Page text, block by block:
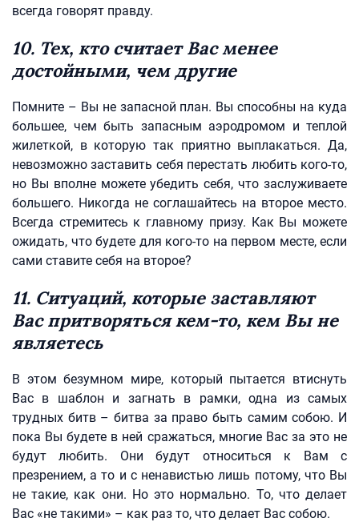
всегда говорят правду.
10. Тех, кто считает Вас менее
достойными, чем другие
Помните – Вы не запасной план. Вы способны на куда
большее, чем быть запасным аэродромом и теплой
жилеткой, в которую так приятно выплакаться. Да,
невозможно заставить себя перестать любить кого-то,
но Вы вполне можете убедить себя, что заслуживаете
большего. Никогда не соглашайтесь на второе место.
Всегда стремитесь к главному призу. Как Вы можете
ожидать, что будете для кого-то на первом месте, если
сами ставите себя на второе?
11. Ситуаций, которые заставляют
Вас притворяться кем-то, кем Вы не
являетесь
В этом безумном мире, который пытается втиснуть
Вас в шаблон и загнать в рамки, одна из самых
трудных битв – битва за право быть самим собою. И
пока Вы будете в ней сражаться, многие Вас за это не
будут любить. Они будут относиться к Вам с
презрением, а то и с ненавистью лишь потому, что Вы
не такие, как они. Но это нормально. То, что делает
Вас «не такими» – как раз то, что делает Вас собою.